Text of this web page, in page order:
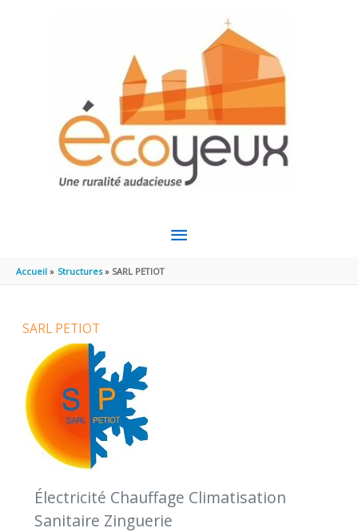
MENU
Accueil Structures SARL PETIOT
SARL PETIOT
Électricité Chauffage Climatisation
Sanitaire Zinguerie